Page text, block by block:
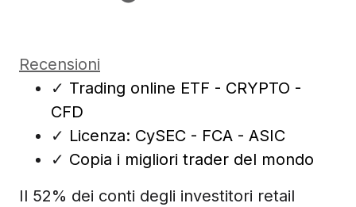
Recensioni
✓ Trading online ETF - CRYPTO -
CFD
✓ Licenza: CySEC - FCA - ASIC
✓ Copia i migliori trader del mondo
Il 52% dei conti degli investitori retail